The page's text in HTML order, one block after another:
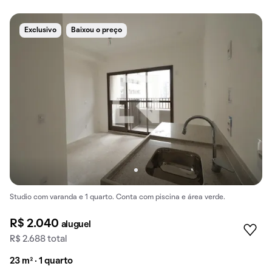
Exclusivo Baixou o preço
Studio com varanda e 1 quarto. Conta com piscina e área verde.
R$ 2.040 aluguel
R$ 2.688 total
23 m² · 1 quarto